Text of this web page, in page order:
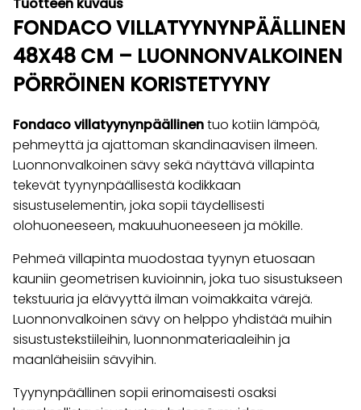
Tuotteen kuvaus
FONDACO VILLATYYNYNPÄÄLLINEN
48X48 CM – LUONNONVALKOINEN
PÖRRÖINEN KORISTETYYNY
Fondaco villatyynynpäällinentuo kotiin lämpöä,
pehmeyttä ja ajattoman skandinaavisen ilmeen.
Luonnonvalkoinen sävy sekä näyttävä villapinta
tekevät tyynynpäällisestä kodikkaan
sisustuselementin, joka sopii täydellisesti
olohuoneeseen, makuuhuoneeseen ja mökille.
Pehmeä villapinta muodostaa tyynyn etuosaan
kauniin geometrisen kuvioinnin, joka tuo sisustukseen
tekstuuria ja elävyyttä ilman voimakkaita värejä.
Luonnonvalkoinen sävy on helppo yhdistää muihin
sisustustekstiileihin, luonnonmateriaaleihin ja
maanläheisiin sävyihin.
Tyynynpäällinen sopii erinomaisesti osaksi